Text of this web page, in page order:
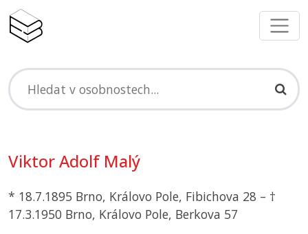
Viktor Adolf Malý
* 18.7.1895 Brno, Královo Pole, Fibichova 28 – †
17.3.1950 Brno, Královo Pole, Berkova 57